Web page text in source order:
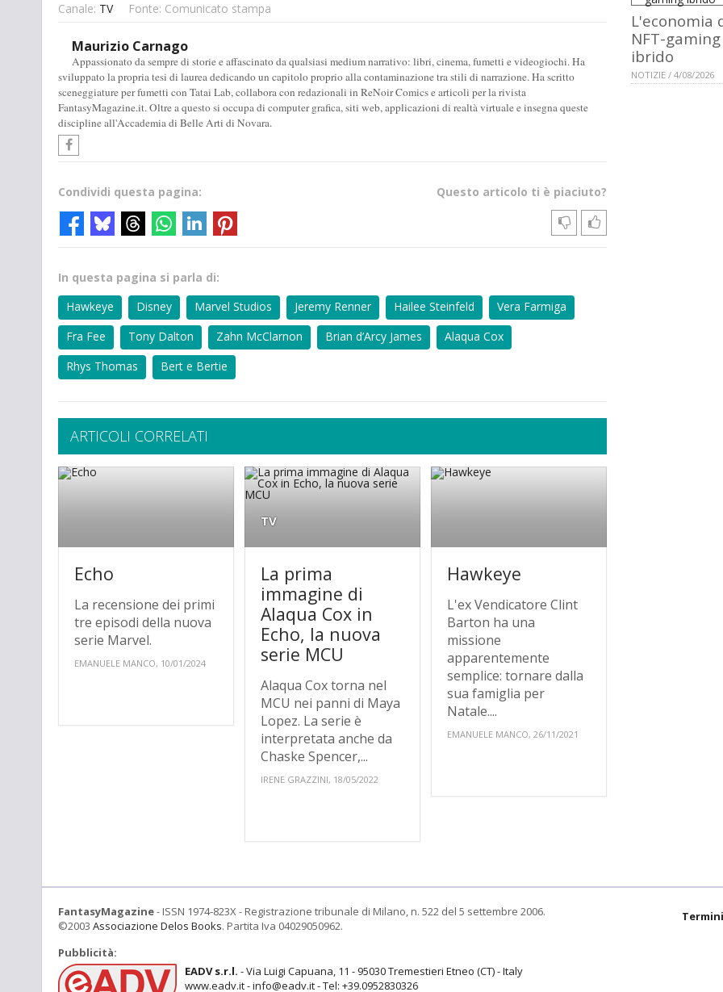
Canale: TV Fonte: Comunicato stampa
Maurizio Carnago
Appassionato da sempre di storie e affascinato da qualsiasi medium narrativo: libri, cinema, fumetti e videogiochi. Ha
sviluppato la propria tesi di laurea dedicando un capitolo proprio alla contaminazione tra stili di narrazione. Ha scritto
sceneggiature per fumetti con Tatai Lab, collabora con redazionali in ReNoir Comics e articoli per la rivista
FantasyMagazine.it. Oltre a questo si occupa di computer grafica, siti web, applicazioni di realtà virtuale e insegna queste
discipline all'Accademia di Belle Arti di Novara.
Questo articolo ti è piaciuto?
Condividi questa pagina:
In questa pagina si parla di:
Hawkeye
Disney Marvel Studios Jeremy Renner Hailee Steinfeld
Vera Farmiga
Fra Fee
Tony Dalton Zahn McClarnon Brian d’Arcy James
Alaqua Cox
Rhys Thomas
Bert e Bertie
ARTICOLI CORRELATI
Echo
La recensione dei primi
tre episodi della nuova
serie Marvel.
EMANUELE MANCO, 10/01/2024
TV
La prima
immagine di
Alaqua Cox in
Echo, la nuova
serie MCU
Alaqua Cox torna nel
MCU nei panni di Maya
Lopez. La serie è
interpretata anche da
Chaske Spencer,...
IRENE GRAZZINI, 18/05/2022
Hawkeye
L'ex Vendicatore Clint
Barton ha una
missione
apparentemente
semplice: tornare dalla
sua famiglia per
Natale....
EMANUELE MANCO, 26/11/2021
L'economia
NFT-gaming
ibrido
NOTIZIE / 4/08/2026
FantasyMagazine- ISSN 1974-823X - Registrazione tribunale di Milano, n. 522 del 5 settembre 2006.
©2003 Associazione Delos Books. Partita Iva 04029050962.
Pubblicità:
EADV s.r.l. - Via Luigi Capuana, 11 - 95030 Tremestieri Etneo (CT) - Italy
www.eadv.it - info@eadv.it - Tel: +39.0952830326